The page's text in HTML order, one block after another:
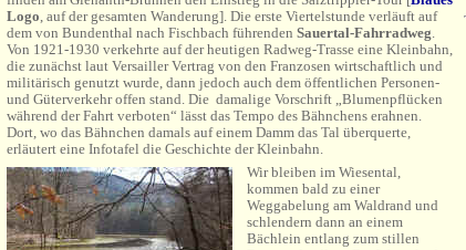
Logo, auf der gesamten Wanderung]. Die erste Viertelstunde verläuft auf
dem von Bundenthal nach Fischbach führenden Sauertal-Fahrradweg.
Von 1921-1930 verkehrte auf der heutigen Radweg-Trasse eine Kleinbahn,
die zunächst laut Versailler Vertrag von den Franzosen wirtschaftlich und
militärisch genutzt wurde, dann jedoch auch dem öffentlichen Personen-
und Güterverkehr offen stand. Die damalige Vorschrift „Blumenpflücken
während der Fahrt verboten“ lässt das Tempo des Bähnchens erahnen.
Dort, wo das Bähnchen damals auf einem Damm das Tal überquerte,
erläutert eine Infotafel die Geschichte der Kleinbahn.
Wir bleiben im Wiesental,
kommen bald zu einer
Weggabelung am Waldrand und
schlendern dann an einem
Bächlein entlang zum stillen